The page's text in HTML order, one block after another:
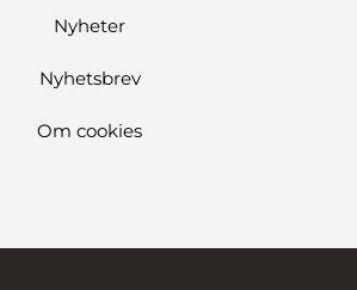
Nyheter
Nyhetsbrev
Om cookies